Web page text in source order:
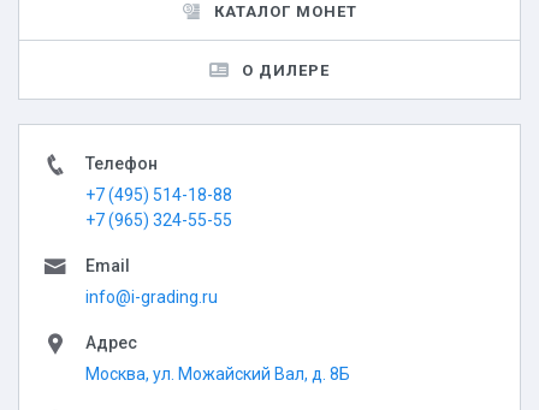
КАТАЛОГ МОНЕТ
О ДИЛЕРЕ
Телефон
+7 (495) 514-18-88
+7 (965) 324-55-55
Email
info@i-grading.ru
Адрес
Москва, ул. Можайский Вал, д. 8Б